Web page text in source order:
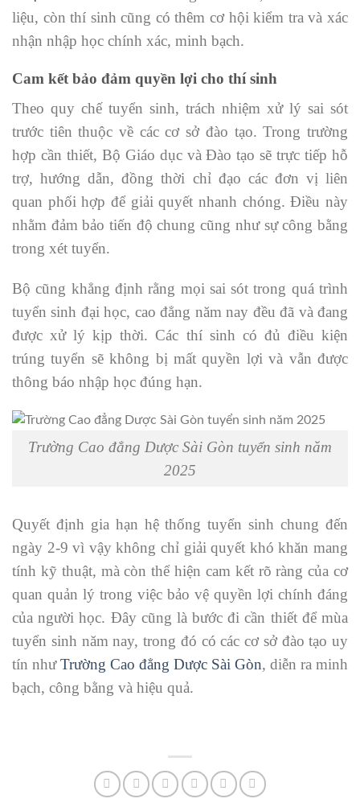
liệu, còn thí sinh cũng có thêm cơ hội kiểm tra và xác
nhận nhập học chính xác, minh bạch.
Cam kết bảo đảm quyền lợi cho thí sinh
Theo quy chế tuyển sinh, trách nhiệm xử lý sai sót
trước tiên thuộc về các cơ sở đào tạo. Trong trường
hợp cần thiết, Bộ Giáo dục và Đào tạo sẽ trực tiếp hỗ
trợ, hướng dẫn, đồng thời chỉ đạo các đơn vị liên
quan phối hợp để giải quyết nhanh chóng. Điều này
nhằm đảm bảo tiến độ chung cũng như sự công bằng
trong xét tuyển.
Bộ cũng khẳng định rằng mọi sai sót trong quá trình
tuyển sinh đại học, cao đẳng năm nay đều đã và đang
được xử lý kịp thời. Các thí sinh có đủ điều kiện
trúng tuyển sẽ không bị mất quyền lợi và vẫn được
thông báo nhập học đúng hạn.
Trường Cao đẳng Dược Sài Gòn tuyển sinh năm
2025
Quyết định gia hạn hệ thống tuyển sinh chung đến
ngày 2-9 vì vậy không chỉ giải quyết khó khăn mang
tính kỹ thuật, mà còn thể hiện cam kết rõ ràng của cơ
quan quản lý trong việc bảo vệ quyền lợi chính đáng
của người học. Đây cũng là bước đi cần thiết để mùa
tuyển sinh năm nay, trong đó có các cơ sở đào tạo uy
tín nhưTrường Cao đẳng Dược Sài Gòn, diễn ra minh
bạch, công bằng và hiệu quả.